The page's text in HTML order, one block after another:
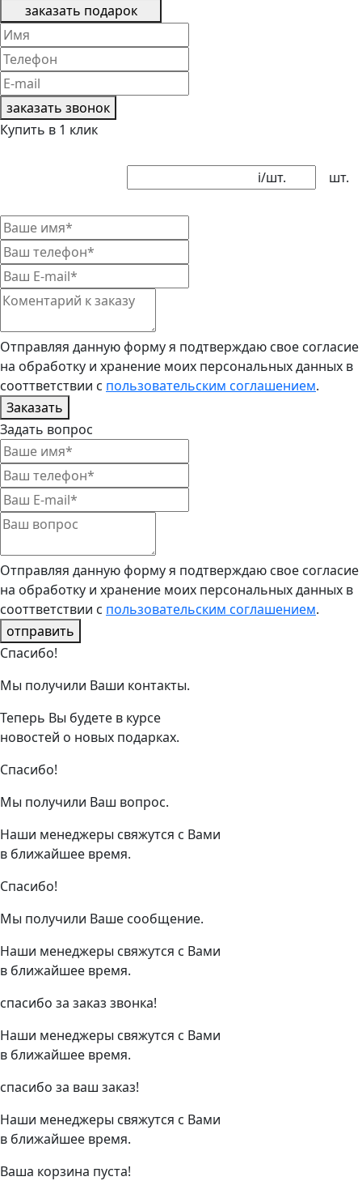
заказать подарок
заказать звонок
Купить в 1 клик
шт.
i/шт.
Отправляя данную форму я подтверждаю свое согласие
на обработку и хранение моих персональных данных в
сооттветствии с пользовательским соглашением.
Заказать
Задать вопрос
Отправляя данную форму я подтверждаю свое согласие
на обработку и хранение моих персональных данных в
сооттветствии с пользовательским соглашением.
отправить
Спасибо!
Мы получили Ваши контакты.
Теперь Вы будете в курсе
новостей о новых подарках.
Спасибо!
Мы получили Ваш вопрос.
Наши менеджеры свяжутся с Вами
в ближайшее время.
Спасибо!
Мы получили Ваше сообщение.
Наши менеджеры свяжутся с Вами
в ближайшее время.
спасибо за заказ звонка!
Наши менеджеры свяжутся с Вами
в ближайшее время.
спасибо за ваш заказ!
Наши менеджеры свяжутся с Вами
в ближайшее время.
Ваша корзина пуста!